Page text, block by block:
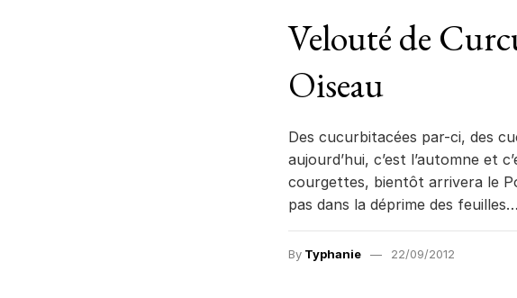
Velouté de
Oiseau
Des cucurbitacées par-ci, des
aujourd’hui, c’est l’automne et
courgettes, bientôt arrivera le
pas dans la déprime des feuilles…
By Typhanie 22/09/2012